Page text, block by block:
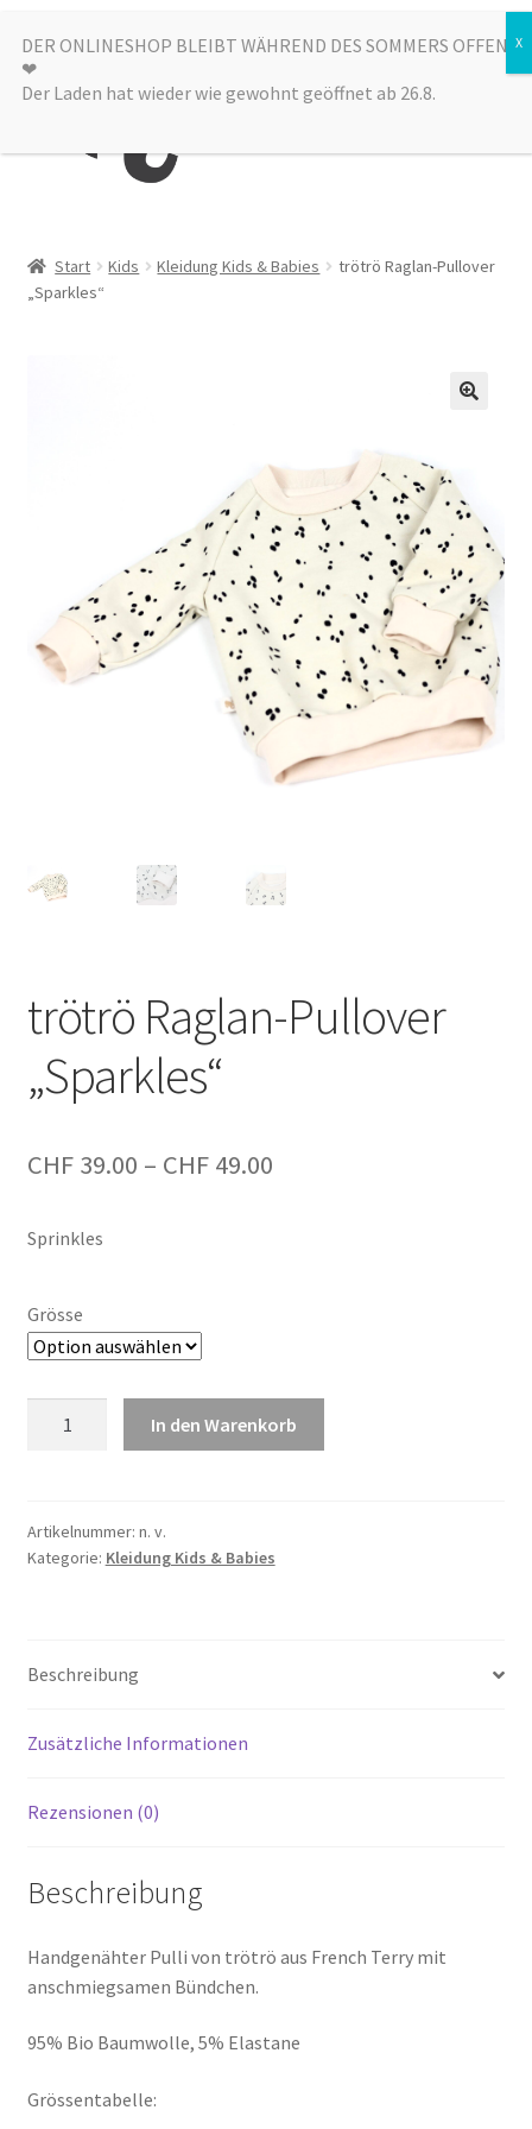
Zur
Navigation
springen
Zum
Inhalt
springen
Menü
Alle Produkte
Start Kids Kleidung Kids & Babies
trötrö Raglan-Pullover
„Sparkles“
trötrö Raglan-Pullover
„Sparkles“
CHF39.00 – CHF49.00Preisspanne:
Sprinkles
Grösse
Menge
In den Warenkorb
Artikelnummer: n. v.
Kategorie: Kleidung Kids & Babies
Beschreibung
Zusätzliche Informationen
Rezensionen (0)
Beschreibung
Handgenähter Pulli von trötrö aus French Terry mit
anschmiegsamen Bündchen.
95% Bio Baumwolle, 5% Elastane
Grössentabelle:
DER ONLINESHOP BLEIBT WÄHREND DES SOMMERS OFFEN
❤︎
Der Laden hat wieder wie gewohnt geöffnet ab 26.8.